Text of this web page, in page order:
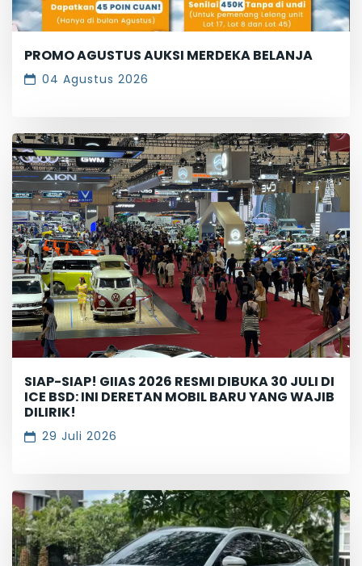
PROMO AGUSTUS AUKSI MERDEKA BELANJA
04 Agustus 2026
SIAP-SIAP! GIIAS 2026 RESMI DIBUKA 30 JULI DI
ICE BSD: INI DERETAN MOBIL BARU YANG WAJIB
DILIRIK!
29 Juli 2026